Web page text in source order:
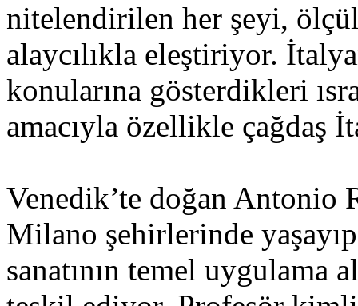
nitelendirilen her şeyi,
alaycılıkla eleştiriyor.
konularına gösterdikleri
amacıyla özellikle çağdaş
Venedik’te doğan Antonio
Milano şehirlerinde
sanatının temel uygulama